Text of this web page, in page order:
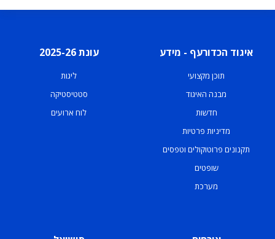
איגוד הכדורעף - מידע
תוכן מקצועי
מבנה האיגוד
חדשות
מדיניות פרטיות
תקנונים פרוטוקולים וטפסים
שופטים
מערכת
עונת 2025-26
ליגות
סטטיסטיקה
לוח ארועים